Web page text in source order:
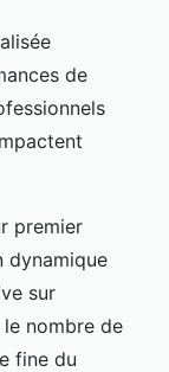
de
premier
dynamique
sur
nombre de
fine du